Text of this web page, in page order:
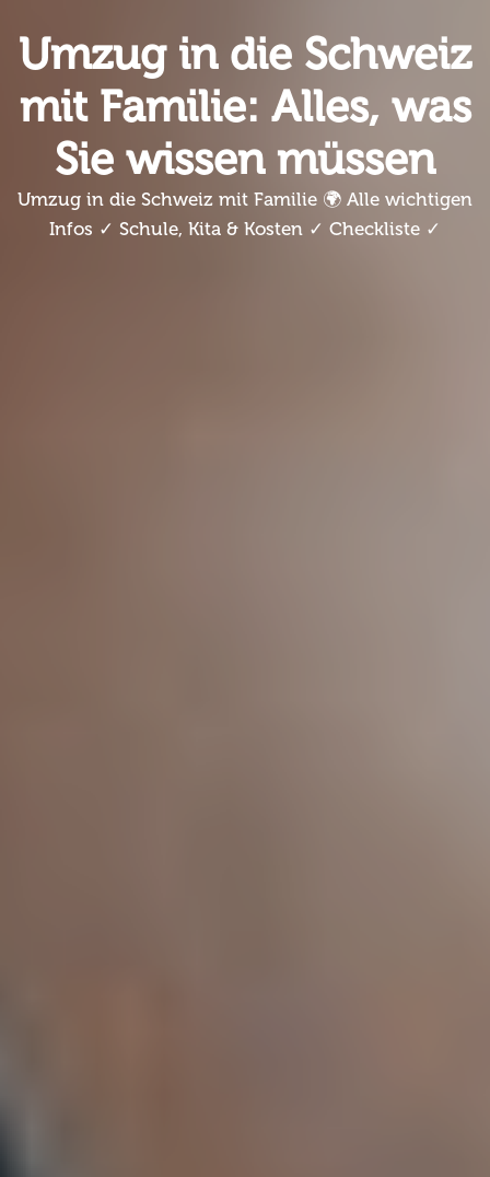
Umzug in die Schweiz
mit Familie: Alles, was
Sie wissen müssen
Umzug in die Schweiz mit Familie 🌍 Alle wichtigen
Infos ✓ Schule, Kita & Kosten ✓ Checkliste ✓